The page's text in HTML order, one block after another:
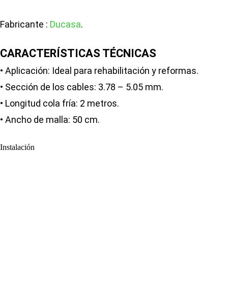
Fabricante : Ducasa.
CARACTERÍSTICAS TÉCNICAS
• Aplicación: Ideal para rehabilitación y reformas.
• Sección de los cables: 3.78 – 5.05 mm.
• Longitud cola fría: 2 metros.
• Ancho de malla: 50 cm.
Instalación